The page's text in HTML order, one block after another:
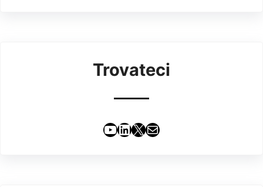
Trovateci
YouTube
LinkedIn
X Email